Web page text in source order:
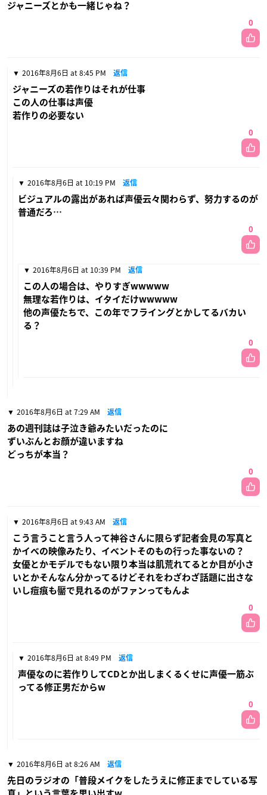
ジャニーズとかも一緒じゃね？
0
2016年8月6日 at 8:45 PM 返信
ジャニーズの若作りはそれが仕事
この人の仕事は声優
若作りの必要ない
0
2016年8月6日 at 10:19 PM 返信
ビジュアルの露出があれば声優云々関わらず、努力するのが
普通だろ…
0
2016年8月6日 at 10:39 PM 返信
この人の場合は、やりすぎwwwww
無理な若作りは、イタイだけwwwww
他の声優たちで、この年でフライングとかしてるバカい
る？
0
2016年8月6日 at 7:29 AM 返信
あの週刊誌は子泣き爺みたいだったのに
ずいぶんとお顔が違いますね
どっちが本当？
0
2016年8月6日 at 9:43 AM 返信
こう言うこと言う人って神谷さんに限らず記者会見の写真と
かイベの映像みたり、イベントそのもの行った事ないの？
女優とかモデルでもない限り本当は肌荒れてるとか目が小さ
いとかそんなん分かってるけどそれをわざわざ話題に出さな
いし痘痕も靨で見れるのがファンってもんよ
0
2016年8月6日 at 8:49 PM 返信
声優なのに若作りしてCDとか出しまくるくせに声優一筋ぶ
ってる修正男だからw
0
2016年8月6日 at 8:26 AM 返信
先日のラジオの「普段メイクをしたうえに修正までしている写
真」という言葉を思い出すw